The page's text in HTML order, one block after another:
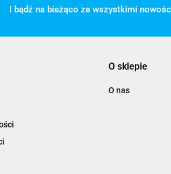
I bądź na bieżąco ze wszystkimi
O sklepie
O nas